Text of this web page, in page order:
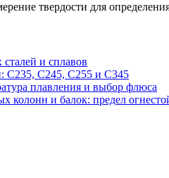
твердости для
и сплавов
С235, С245, С255 и С345
плавления и выбор флюса
колонн и балок: предел